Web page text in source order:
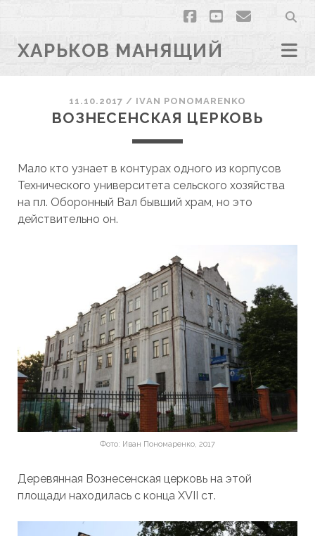
facebook
youtubeemail
ХАРЬКОВ МАНЯЩИЙ
11.10.2017 / ІVAN PONOMARENKO
ВОЗНЕСЕНСКАЯ ЦЕРКОВЬ
Мало кто узнает в контурах одного из корпусов
Технического университета сельского хозяйства
на пл. Оборонный Вал бывший храм, но это
действительно он.
Фото: Иван Пономаренко, 2017
Деревянная Вознесенская церковь на этой
площади находилась с конца XVII ст.